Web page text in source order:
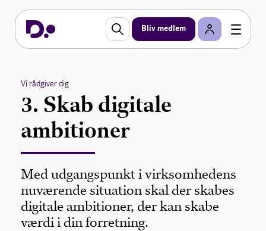
Bliv medlem
Vi rådgiver dig
3. Skab digitale
ambitioner
Med udgangspunkt i virksomhedens
nuværende situation skal der skabes
digitale ambitioner, der kan skabe
værdi i din forretning.